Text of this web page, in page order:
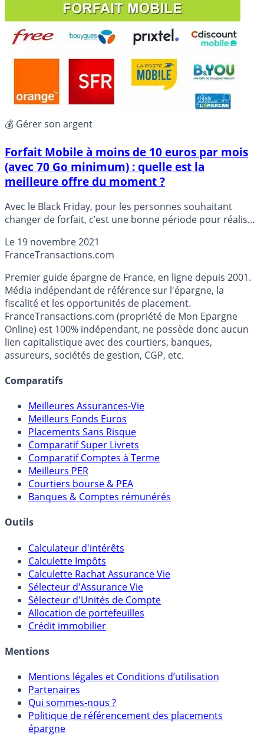
💰 Gérer son argent
Forfait Mobile à moins de 10 euros par mois
(avec 70 Go minimum) : quelle est la
meilleure offre du moment ?
Avec le Black Friday, pour les personnes souhaitant
changer de forfait, c’est une bonne période pour réaliser
offre pour moins de 10 euros par mois avec 70 Go de
données, mais il y a évidemment mieux.
Le 19 novembre 2021
FranceTransactions.com
Premier guide épargne de France, en ligne depuis 2001.
Média indépendant de référence sur l'épargne, la
fiscalité et les opportunités de placement.
FranceTransactions.com (propriété de Mon Epargne
Online) est 100% indépendant, ne possède donc aucun
lien capitalistique avec des courtiers, banques,
assureurs, sociétés de gestion, CGP, etc.
Comparatifs
Meilleures Assurances-Vie
Meilleurs Fonds Euros
Placements Sans Risque
Comparatif Super Livrets
Comparatif Comptes à Terme
Meilleurs PER
Courtiers bourse & PEA
Banques & Comptes rémunérés
Outils
Calculateur d'intérêts
Calculette Impôts
Calculette Rachat Assurance Vie
Sélecteur d'Assurance Vie
Sélecteur d'Unités de Compte
Allocation de portefeuilles
Crédit immobilier
Mentions
Mentions légales et Conditions d’utilisation
Partenaires
Qui sommes-nous ?
Politique de référencement des placements
épargne